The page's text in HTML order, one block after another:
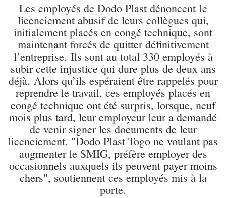
Les employés de Dodo Plast dénoncent le
licenciement abusif de leurs collègues qui,
initialement placés en congé technique, sont
maintenant forcés de quitter définitivement
l’entreprise. Ils sont au total 330 employés à
subir cette injustice qui dure plus de deux ans
déjà. Alors qu’ils espéraient être rappelés pour
reprendre le travail, ces employés placés en
congé technique ont été surpris, lorsque, neuf
mois plus tard, leur employeur leur a demandé
de venir signer les documents de leur
licenciement. "Dodo Plast Togo ne voulant pas
augmenter le SMIG, préfère employer des
occasionnels auxquels ils peuvent payer moins
chers", soutiennent ces employés mis à la
porte.